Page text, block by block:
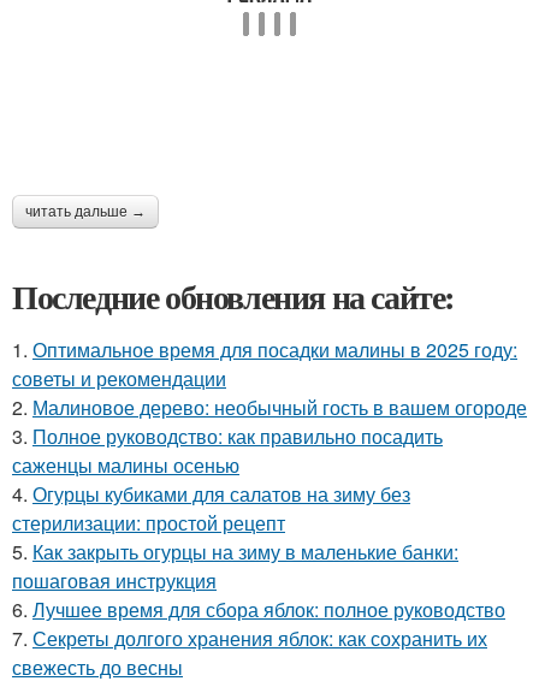
читать дальше →
Последние обновления на сайте:
1. Оптимальное время для посадки малины в 2025 году:
советы и рекомендации
2. Малиновое дерево: необычный гость в вашем огороде
3. Полное руководство: как правильно посадить
саженцы малины осенью
4. Огурцы кубиками для салатов на зиму без
стерилизации: простой рецепт
5. Как закрыть огурцы на зиму в маленькие банки:
пошаговая инструкция
6. Лучшее время для сбора яблок: полное руководство
7. Секреты долгого хранения яблок: как сохранить их
свежесть до весны